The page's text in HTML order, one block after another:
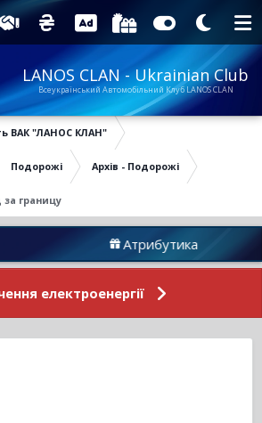
LANOS CLAN - Ukrainian Club
Всеукраїнський Автомобільний Клуб LANOS CLAN
ВАК "ЛАНОС КЛАН"
Подорожі Архів - Подорожі
границу
Атрибутика
електроенергії